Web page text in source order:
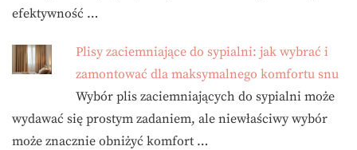
efektywność …
Plisy zaciemniające do sypialni: jak wybrać i
zamontować dla maksymalnego komfortu snu
Wybór plis zaciemniających do sypialni może
wydawać się prostym zadaniem, ale niewłaściwy wybór
może znacznie obniżyć komfort …